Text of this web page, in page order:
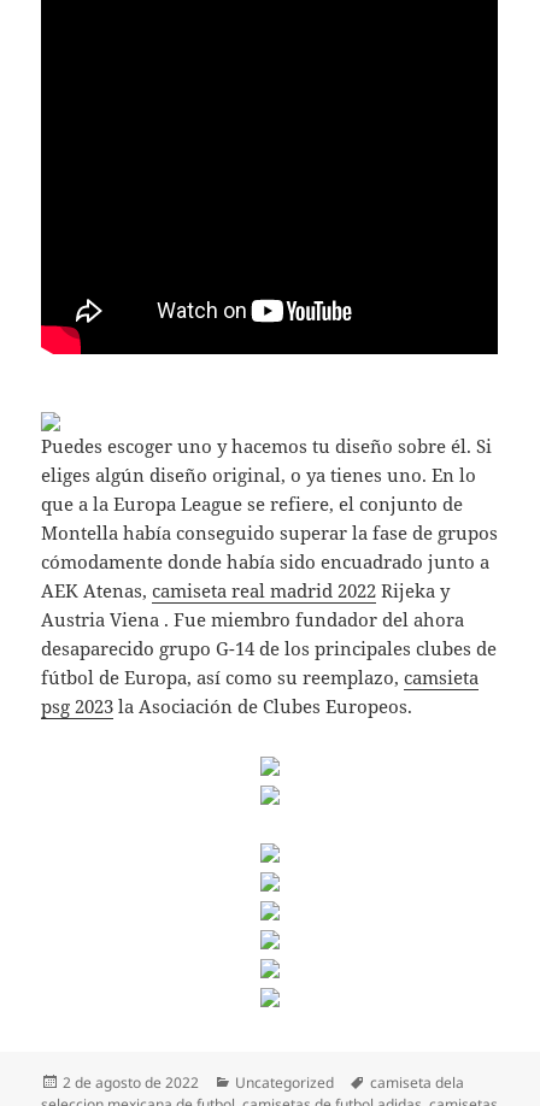
Puedes escoger uno y hacemos tu diseño sobre él. Si
eliges algún diseño original, o ya tienes uno. En lo
que a la Europa League se refiere, el conjunto de
Montella había conseguido superar la fase de grupos
cómodamente donde había sido encuadrado junto a
AEK Atenas,camiseta real madrid 2022 Rijeka y
Austria Viena . Fue miembro fundador del ahora
desaparecido grupo G-14 de los principales clubes de
fútbol de Europa, así como su reemplazo,camsieta
psg 2023 la Asociación de Clubes Europeos.
Publicado
2 de agosto de 2022 Categorías
Uncategorized Etiquetas
camiseta dela